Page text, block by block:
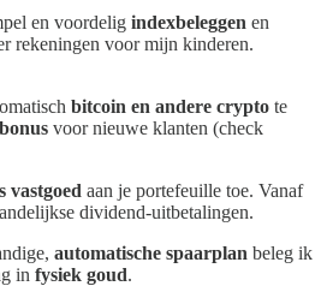
en voordelig indexbeleggen en
rekeningen voor mijn kinderen.
bitcoin en andere crypto te
voor nieuwe klanten (check
vastgoed aan je portefeuille toe. Vanaf
dividend-uitbetalingen.
automatische spaarplan beleg ik
in fysiek goud.